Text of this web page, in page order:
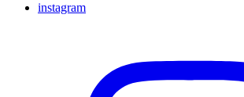
instagram